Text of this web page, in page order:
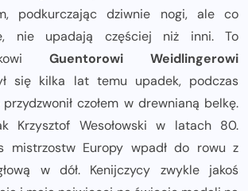
podkurczając dziwnie nogi, ale co
nie upadają częściej niż inni. To
Guentorowi Weidlingerowi
się kilka lat temu upadek, podczas
czołem w drewnianą belkę.
Krzysztof Wesołowski w latach 80.
mistrzostw Europy wpadł do rowu z
w dół. Kenijczycy zwykle jakoś